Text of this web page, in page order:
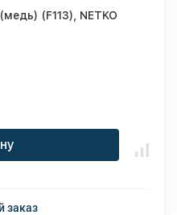
(F113), NETKO
заказ